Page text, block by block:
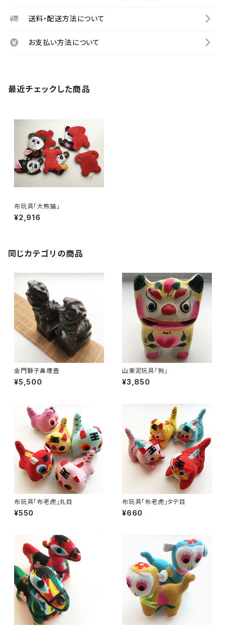
送料・配送方法について
お支払い方法について
最近チェックした商品
布玩具「大熊猫」
¥2,916
同じカテゴリの商品
金門獅子鼻煙壺
¥5,500
山東泥玩具「狗」
¥3,850
布玩具「布老虎」丸目
¥550
布玩具「布老虎」タテ目
¥660